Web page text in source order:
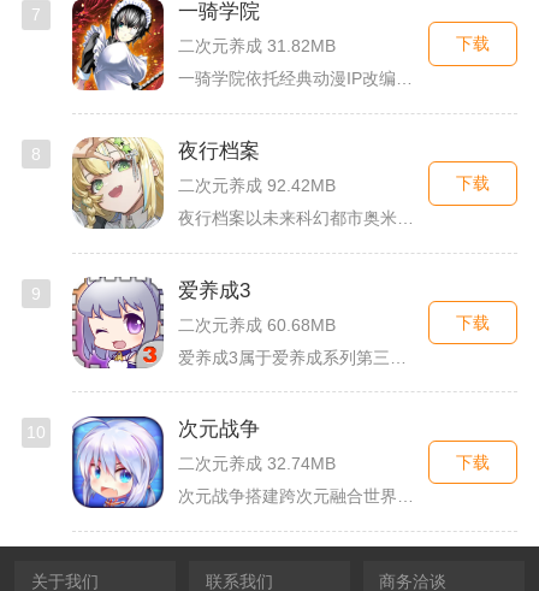
7 一骑学院
二次元养成 31.82MB
下载
8 夜行档案
二次元养成 92.42MB
下载
9 爱养成3
二次元养成 60.68MB
下载
10 次元战争
二次元养成 32.74MB
次元战争搭建跨次元融合世界观，玩家作为次元调停者穿梭破碎平行...
下载
关于我们 联系我们 商务洽谈